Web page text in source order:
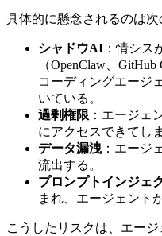
具体的に懸念されるのは次
シャドウAI ：情シス
（OpenClaw、
コーディングエージ
いている。
過剰権限 ：エージェ
にアクセスできてし
データ漏洩 ：エージ
流出する。
プロンプトインジェ
まれ、エージェント
こうしたリスクは、エー